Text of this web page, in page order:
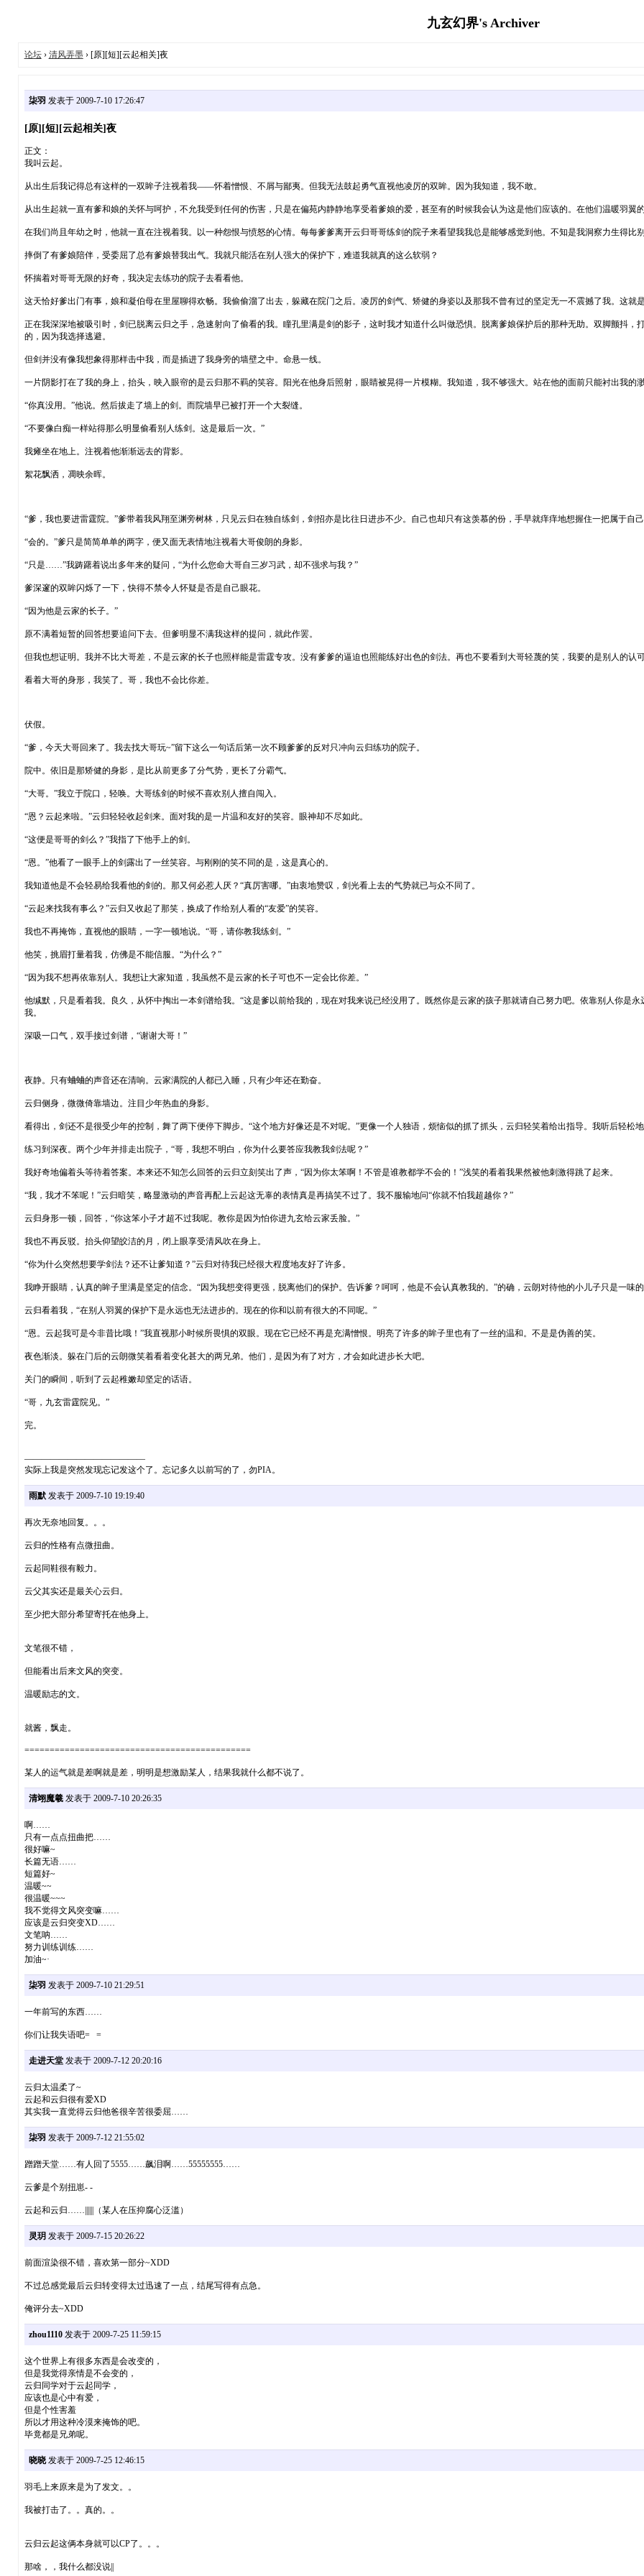
九玄幻界's Archiver
论坛› 清风弄墨› [原][短][云起相关]夜
柒羽 发表于 2009-7-10 17:26:47
[原][短][云起相关]夜
正文：
我叫云起。
从出生后我记得总有这样的一双眸子注视着我——怀着憎恨、不屑与鄙夷。但我无法鼓起勇气直视他凌厉的双眸。因为我知道，我不敢。
从出生起就一直有爹和娘的关怀与呵护，不允我受到任何的伤害，只是在偏苑内静静地享受着爹娘的爱，甚至有的时候我会认为这是他们应该的。在他们温暖羽
在我们尚且年幼之时，他就一直在注视着我。以一种怨恨与愤怒的心情。每每爹爹离开云归哥哥练剑的院子来看望我我总是能够感觉到他。不知是我洞察力生得比
摔倒了有爹娘陪伴，受委屈了总有爹娘替我出气。我就只能活在别人强大的保护下，难道我就真的这么软弱？
怀揣着对哥哥无限的好奇，我决定去练功的院子去看看他。
这天恰好爹出门有事，娘和凝伯母在里屋聊得欢畅。我偷偷溜了出去，躲藏在院门之后。凌厉的剑气、矫健的身姿以及那我不曾有过的坚定无一不震撼了我。这就
正在我深深地被吸引时，剑已脱离云归之手，急速射向了偷看的我。瞳孔里满是剑的影子，这时我才知道什么叫做恐惧。脱离爹娘保护后的那种无助。双脚颤抖
的，因为我选择逃避。
但剑并没有像我想象得那样击中我，而是插进了我身旁的墙壁之中。命悬一线。
一片阴影打在了我的身上，抬头，映入眼帘的是云归那不羁的笑容。阳光在他身后照射，眼睛被晃得一片模糊。我知道，我不够强大。站在他的面前只能衬出我的
“你真没用。”他说。然后拔走了墙上的剑。而院墙早已被打开一个大裂缝。
“不要像白痴一样站得那么明显偷看别人练剑。这是最后一次。”
我瘫坐在地上。注视着他渐渐远去的背影。
絮花飘洒，凋映余晖。
“爹，我也要进雷霆院。”爹带着我风翔至渊旁树林，只见云归在独自练剑，剑招亦是比往日进步不少。自己也却只有这羡慕的份，手早就痒痒地想握住一把属于自
“会的。”爹只是简简单单的两字，便又面无表情地注视着大哥俊朗的身影。
“只是……”我踌躇着说出多年来的疑问，“为什么您命大哥自三岁习武，却不强求与我？”
爹深邃的双眸闪烁了一下，快得不禁令人怀疑是否是自己眼花。
“因为他是云家的长子。”
原不满着短暂的回答想要追问下去。但爹明显不满我这样的提问，就此作罢。
但我也想证明。我并不比大哥差，不是云家的长子也照样能是雷霆专攻。没有爹爹的逼迫也照能练好出色的剑法。再也不要看到大哥轻蔑的笑，我要的是别人的认
看着大哥的身形，我笑了。哥，我也不会比你差。
伏假。
“爹，今天大哥回来了。我去找大哥玩~”留下这么一句话后第一次不顾爹爹的反对只冲向云归练功的院子。
院中。依旧是那矫健的身影，是比从前更多了分气势，更长了分霸气。
“大哥。”我立于院口，轻唤。大哥练剑的时候不喜欢别人擅自闯入。
“恩？云起来啦。”云归轻轻收起剑来。面对我的是一片温和友好的笑容。眼神却不尽如此。
“这便是哥哥的剑么？”我指了下他手上的剑。
“恩。”他看了一眼手上的剑露出了一丝笑容。与刚刚的笑不同的是，这是真心的。
我知道他是不会轻易给我看他的剑的。那又何必惹人厌？“真厉害哪。”由衷地赞叹，剑光看上去的气势就已与众不同了。
“云起来找我有事么？”云归又收起了那笑，换成了作给别人看的“友爱”的笑容。
我也不再掩饰，直视他的眼睛，一字一顿地说。“哥，请你教我练剑。”
他笑，挑眉打量着我，仿佛是不能信服。“为什么？”
“因为我不想再依靠别人。我想让大家知道，我虽然不是云家的长子可也不一定会比你差。”
他缄默，只是看着我。良久，从怀中掏出一本剑谱给我。“这是爹以前给我的，现在对我来说已经没用了。既然你是云家的孩子那就请自己努力吧。依靠别人你是
我。
深吸一口气，双手接过剑谱，“谢谢大哥！”
夜静。只有蛐蛐的声音还在清响。云家满院的人都已入睡，只有少年还在勤奋。
云归侧身，微微倚靠墙边。注目少年热血的身影。
看得出，剑还不是很受少年的控制，舞了两下便停下脚步。“这个地方好像还是不对呢。”更像一个人独语，烦恼似的抓了抓头，云归轻笑着给出指导。我听后轻松
练习到深夜。两个少年并排走出院子，“哥，我想不明白，你为什么要答应我教我剑法呢？”
我好奇地偏着头等待着答案。本来还不知怎么回答的云归立刻笑出了声，“因为你太笨啊！不管是谁教都学不会的！”浅笑的看着我果然被他刺激得跳了起来。
“我，我才不笨呢！”云归暗笑，略显激动的声音再配上云起这无辜的表情真是再搞笑不过了。我不服输地问“你就不怕我超越你？”
云归身形一顿，回答，“你这笨小子才超不过我呢。教你是因为怕你进九玄给云家丢脸。”
我也不再反驳。抬头仰望皎洁的月，闭上眼享受清风吹在身上。
“你为什么突然想要学剑法？还不让爹知道？”云归对待我已经很大程度地友好了许多。
我睁开眼睛，认真的眸子里满是坚定的信念。“因为我想变得更强，脱离他们的保护。告诉爹？呵呵，他是不会认真教我的。”的确，云朗对待他的小儿子只是一味
云归看着我，“在别人羽翼的保护下是永远也无法进步的。现在的你和以前有很大的不同呢。”
“恩。云起我可是今非昔比哦！”我直视那小时候所畏惧的双眼。现在它已经不再是充满憎恨。明亮了许多的眸子里也有了一丝的温和。不是是伪善的笑。
夜色渐淡。躲在门后的云朗微笑着看着变化甚大的两兄弟。他们，是因为有了对方，才会如此进步长大吧。
关门的瞬间，听到了云起稚嫩却坚定的话语。
“哥，九玄雷霆院见。”
完。
——————————————
实际上我是突然发现忘记发这个了。忘记多久以前写的了，勿PIA。
雨默发表于 2009-7-10 19:19:40
再次无奈地回复。。。
云归的性格有点微扭曲。
云起同鞋很有毅力。
云父其实还是最关心云归。
至少把大部分希望寄托在他身上。
文笔很不错，
但能看出后来文风的突变。
温暖励志的文。
就酱，飘走。
=============================================
某人的运气就是差啊就是差，明明是想激励某人，结果我就什么都不说了。
清翊魔羲发表于 2009-7-10 20:26:35
啊……
只有一点点扭曲把……
很好嘛~
长篇无语……
短篇好~
温暖~~
很温暖~~~
我不觉得文风突变嘛……
应该是云归突变XD……
文笔呐……
努力训练训练……
加油~·
柒羽 发表于 2009-7-10 21:29:51
一年前写的东西……
你们让我失语吧= =
走进天堂发表于 2009-7-12 20:20:16
云归太温柔了~
云起和云归很有爱XD
其实我一直觉得云归他爸很辛苦很委屈……
柒羽 发表于 2009-7-12 21:55:02
蹭蹭天堂……有人回了5555……飙泪啊……55555555……
云爹是个别扭崽- -
云起和云归……||||||（某人在压抑腐心泛滥）
灵玥 发表于 2009-7-15 20:26:22
前面渲染很不错，喜欢第一部分~XDD
不过总感觉最后云归转变得太过迅速了一点，结尾写得有点急。
俺评分去~XDD
zhou1110发表于 2009-7-25 11:59:15
这个世界上有很多东西是会改变的，
但是我觉得亲情是不会变的，
云归同学对于云起同学，
应该也是心中有爱，
但是个性害羞
所以才用这种冷漠来掩饰的吧。
毕竟都是兄弟呢。
晓晓发表于 2009-7-25 12:46:15
羽毛上来原来是为了发文。。
我被打击了。。真的。。
云归云起这俩本身就可以CP了。。。
那啥，，我什么都没说||